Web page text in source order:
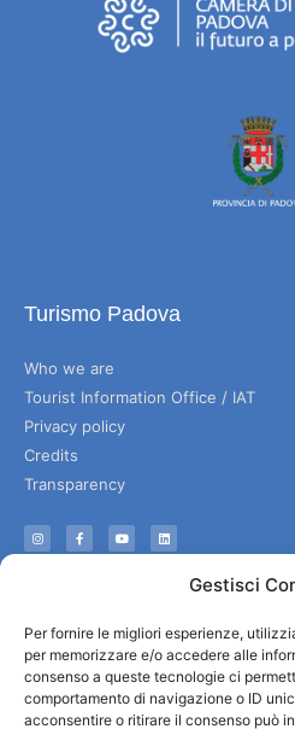
Gestisci
Per fornire le migliori esperienze,
per memorizzare e/o accedere alle
consenso a queste tecnologie ci
comportamento di navigazione o ID
acconsentire o ritirare il consenso può
Turismo Padova
Who we are
Tourist Information Office / IAT
Privacy policy
Credits
Transparency
Useful services
Brochures